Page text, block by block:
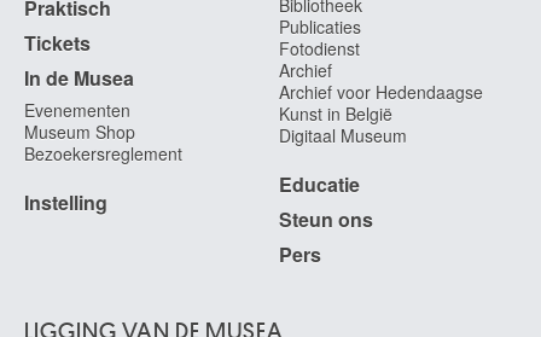
Praktisch
Tickets
In de Musea
Evenementen
Museum Shop
Bezoekersreglement
Instelling
Bibliotheek
Publicaties
Fotodienst
Archief
Archief voor Hedendaagse
Kunst in België
Digitaal Museum
Educatie
Steun ons
Pers
LIGGING VAN DE MUSEA